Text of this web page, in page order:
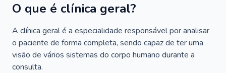
O que é clínica geral?
A clínica geral é a especialidade responsável por analisar
o paciente de forma completa, sendo capaz de ter uma
visão de vários sistemas do corpo humano durante a
consulta.